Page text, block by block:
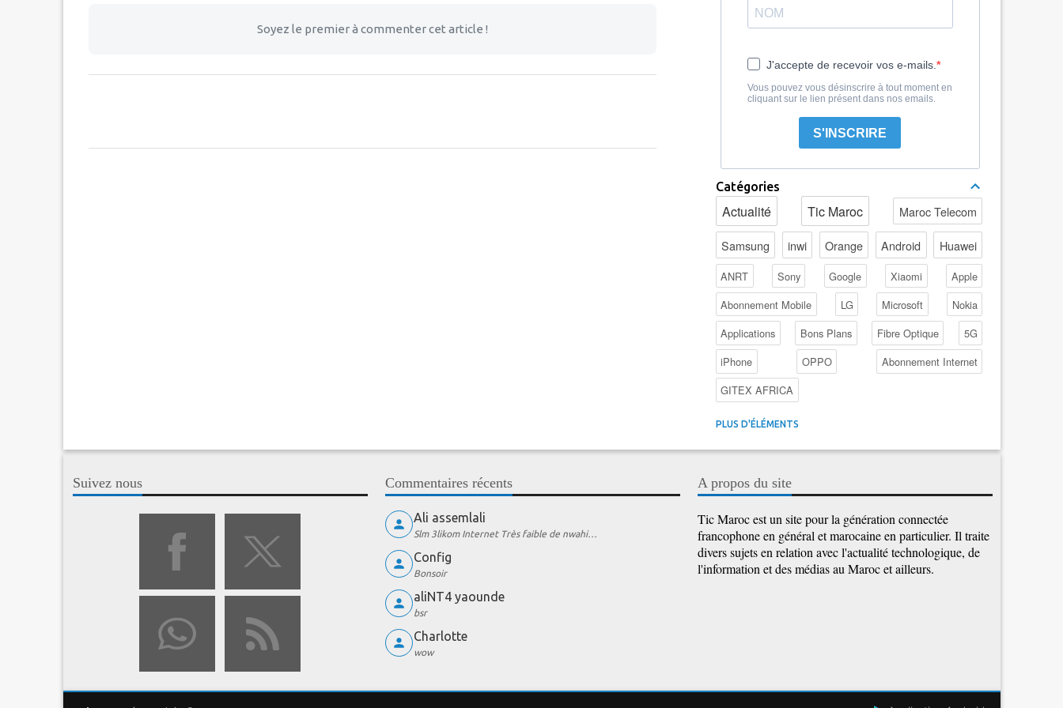
Soyez le premier à commenter cet article !
J'accepte de recevoir vos e-mails.
Vous pouvez vous désinscrire à tout moment en
cliquant sur le lien présent dans nos emails.
S'INSCRIRE
Catégories
Actualité Tic Maroc Maroc Telecom
Samsung inwi Orange Android Huawei
ANRT Sony Google Xiaomi
Apple
Abonnement Mobile
LG Microsoft
Nokia
Applications
Bons Plans Fibre Optique
5G
iPhone
OPPO
Abonnement Internet
GITEX AFRICA
4G au Maroc
Intelligence Artificielle
Cybersécurité
Promotions Maroc Telecom
PLUS D'ÉLÉMENTS
Suivez nous Commentaires récents
Ali assemlali
Slm 3likom Internet Très faible de nwahi…
Config
Bonsoir
aliNT4 yaounde
bsr
Charlotte
wow
A propos du site
Tic Maroc est un site pour la génération connectée
francophone en général et marocaine en particulier. Il traite
divers sujets en relation avec l'actualité technologique, de
l'information et des médias au Maroc et ailleurs.